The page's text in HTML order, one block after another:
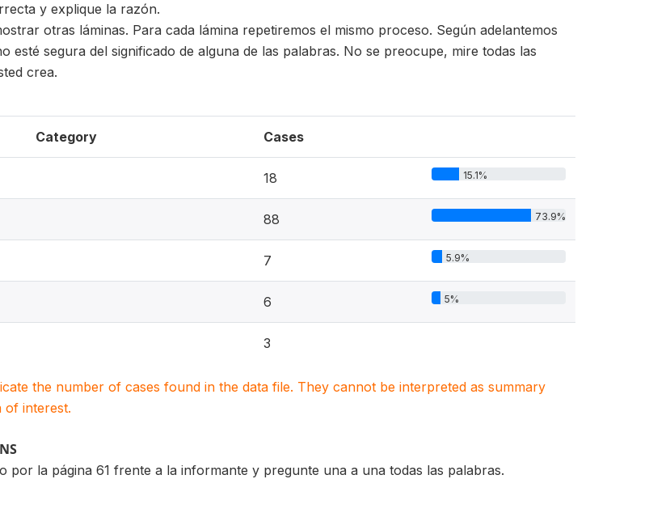
y explique la razón.
otras láminas. Para cada lámina repetiremos el mismo proceso. Según adelantemos
esté segura del significado de alguna de las palabras. No se preocupe, mire todas las
crea.
Category Cases
18 15.1%
88 73.9%
7 5.9%
6 5%
3
the number of cases found in the data file. They cannot be interpreted as summary
of interest.
por la página 61 frente a la informante y pregunte una a una todas las palabras.